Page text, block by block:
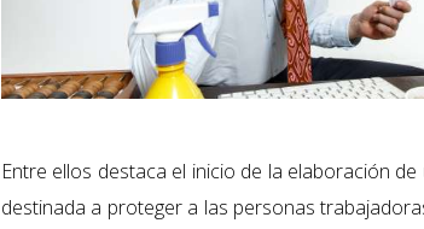
Entre ellos destaca el inicio de la elaboración
destinada a proteger a las personas